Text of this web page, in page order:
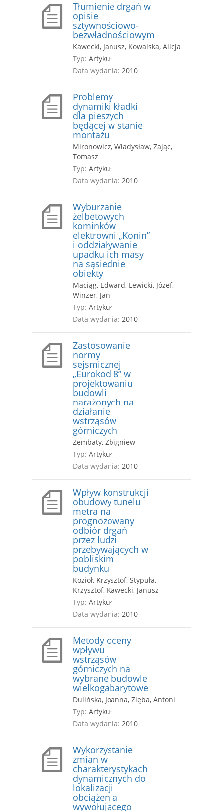
Tłumienie drgań w
opisie
sztywnościowo-
bezwładnościowym
Kawecki, Janusz, Kowalska, Alicja
Typ: Artykuł
Data wydania: 2010
Problemy
dynamiki kładki
dla pieszych
będącej w stanie
montażu
Mironowicz, Władysław, Zając,
Tomasz
Typ: Artykuł
Data wydania: 2010
Wyburzanie
żelbetowych
kominków
elektrowni „Konin”
i oddziaływanie
upadku ich masy
na sąsiednie
obiekty
Maciąg, Edward, Lewicki, Józef,
Winzer, Jan
Typ: Artykuł
Data wydania: 2010
Zastosowanie
normy
sejsmicznej
„Eurokod 8” w
projektowaniu
budowli
narażonych na
działanie
wstrząsów
górniczych
Zembaty, Zbigniew
Typ: Artykuł
Data wydania: 2010
Wpływ konstrukcji
obudowy tunelu
metra na
prognozowany
odbiór drgań
przez ludzi
przebywających w
pobliskim
budynku
Kozioł, Krzysztof, Stypuła,
Krzysztof, Kawecki, Janusz
Typ: Artykuł
Data wydania: 2010
Metody oceny
wpływu
wstrząsów
górniczych na
wybrane budowle
wielkogabarytowe
Dulińska, Joanna, Zięba, Antoni
Typ: Artykuł
Data wydania: 2010
Wykorzystanie
zmian w
charakterystykach
dynamicznych do
lokalizacji
obciążenia
wywołującego